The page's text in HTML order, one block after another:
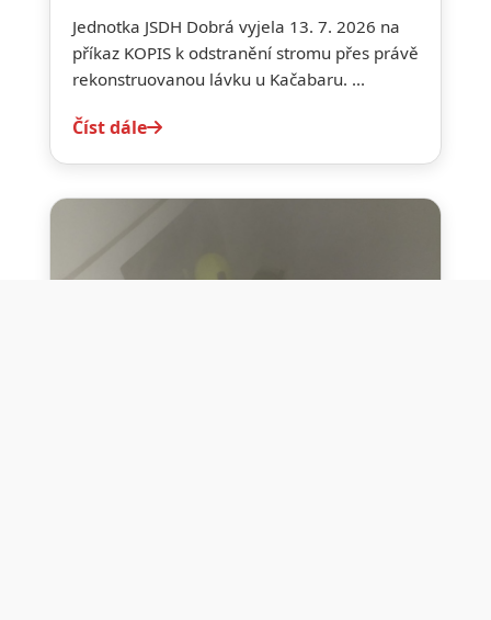
Jednotka JSDH Dobrá vyjela 13. 7. 2026 na
příkaz KOPIS k odstranění stromu přes právě
rekonstruovanou lávku u Kačabaru. ...
Číst dále